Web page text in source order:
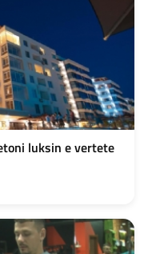
luksin e vertete